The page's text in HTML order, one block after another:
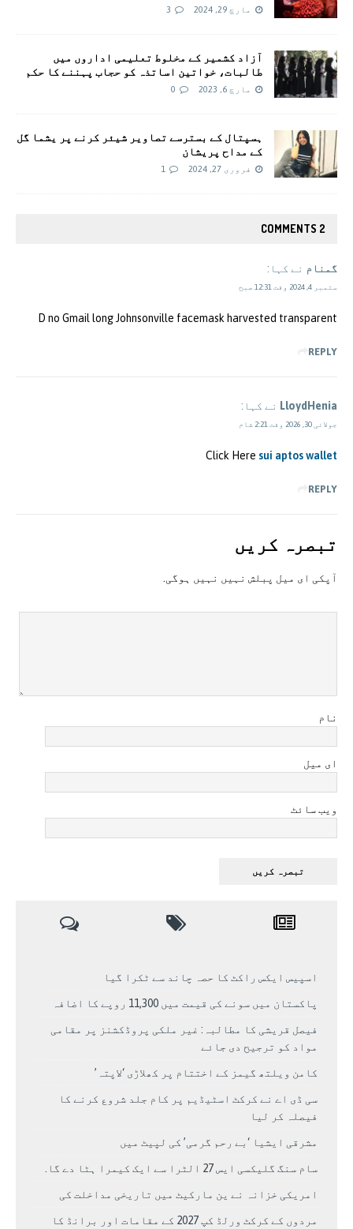
مارچ 29, 2024 3
آزاد کشمیر کے مخلوط تعلیمی اداروں میں
طالبات، خواتین اساتذہ کو حجاب پہننے کا حکم
مارچ 6, 2023 0
ہسپتال کے بسترسے تصاویر شیئر کرنے پر یشما گل
کے مداح پریشان
فروری 27, 2024 1
2 COMMENTS
گمنام نے کہا:
ستمبر 4, 2024 وقت 12:31 صبح
D no Gmail long Johnsonville facemask harvested transparent
REPLY
LloydHenia نے کہا:
جولائی 30, 2026 وقت 2:21 شام
Click Here sui aptos wallet
REPLY
تبصرہ کريں
آپکی ای ميل پبلش نہيں نہيں ہوگی.
نام
ای میل
ویب سائٹ
اسپیس ایکس راکٹ کا حصہ چاند سے ٹکرا گیا
پاکستان میں سونے کی قیمت میں 11,300 روپے کا اضافہ
فیصل قریشی کا مطالبہ: غیر ملکی پروڈکشنز پر مقامی
مواد کو ترجیح دی جائے
کامن ویلتھ گیمز کے اختتام پر کھلاڑی ‘لاپتہ’
سی ڈی اے نے کرکٹ اسٹیڈیم پر کام جلد شروع کرنے کا
فیصلہ کر لیا
مشرقی ایشیا ‘بے رحم گرمی’ کی لپیٹ میں
سام سنگ گلیکسی ایس 27 الٹرا سے ایک کیمرا ہٹا دے گا.
امریکی خزانہ نے ین مارکیٹ میں تاریخی مداخلت کی
مردوں کے کرکٹ ورلڈ کپ 2027 کے مقامات اور برانڈ کا